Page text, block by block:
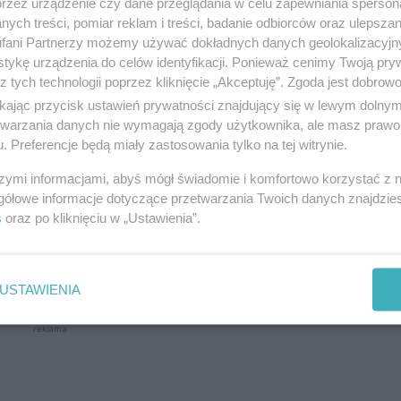
ubezpieczonych, które nie wykonywały
ryzyka – w przypadku wystąpienia raka
BRCA1 i/lub BRCA2 – i w poprzedzającym roku,
wykonania ponownej mammografii po upływie 12
złośliwymi zmianami
do swojej mobilnej pracowni
reklama
treści, pomiar reklam i treści, badanie odbiorców oraz
Partnerzy możemy używać dokładnych danych
urządzenia do celów identyfikacji. Ponieważ cenimy Twoją
tych technologii poprzez kliknięcie „Akceptuję”. Zgoda jest
przycisk ustawień prywatności znajdujący się w lewym
danych nie wymagają zgody użytkownika, ale masz
Preferencje będą miały zastosowania tylko na tej witrynie.
informacjami, abyś mógł świadomie i komfortowo korzystać z
informacje dotyczące przetwarzania Twoich danych
oraz po kliknięciu w „Ustawienia”.
USTAWIENIA